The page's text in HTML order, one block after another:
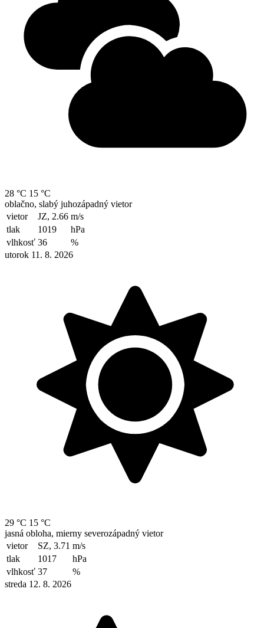
28 °C 15 °C
oblačno, slabý juhozápadný vietor
vietor
JZ, 2.66 m/s
tlak
1019
hPa
vlhkosť 36
%
utorok 11. 8. 2026
29 °C 15 °C
jasná obloha, mierny severozápadný vietor
vietor
SZ, 3.71 m/s
tlak
1017
hPa
vlhkosť 37
%
streda 12. 8. 2026